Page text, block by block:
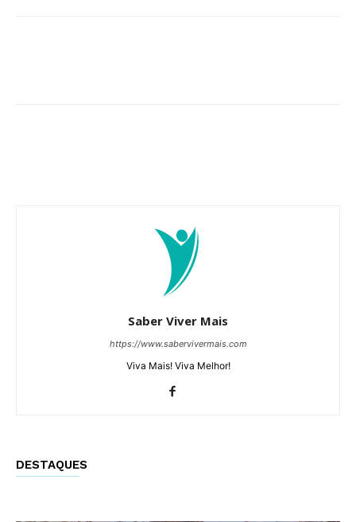
Saber Viver Mais
https://www.sabervivermais.com
Viva Mais! Viva Melhor!
DESTAQUES